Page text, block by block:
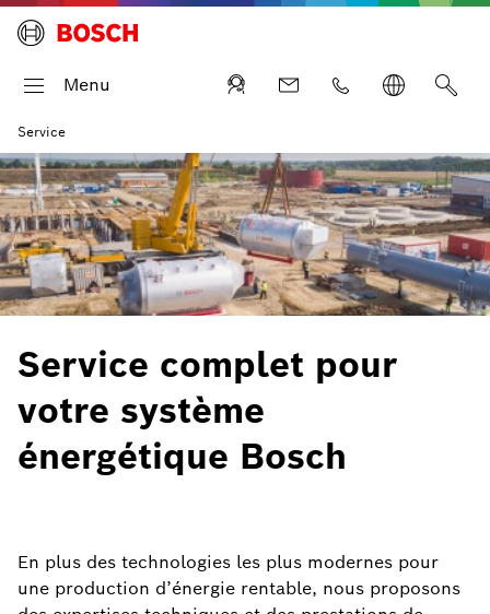
Menu
Service
Service complet pour
votre système
énergétique Bosch
En plus des technologies les plus modernes pour
une production d’énergie rentable, nous proposons